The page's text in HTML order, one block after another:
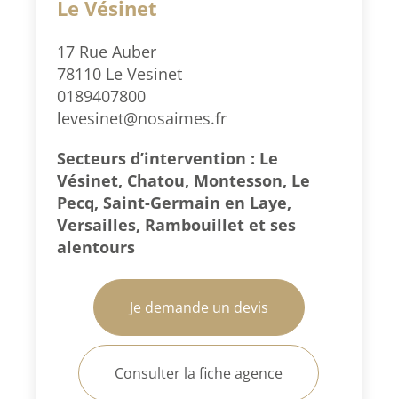
Le Vésinet
17 Rue Auber
78110 Le Vesinet
0189407800
levesinet@nosaimes.fr
Secteurs d’intervention : Le
Vésinet, Chatou, Montesson, Le
Pecq, Saint-Germain en Laye,
Versailles, Rambouillet et ses
alentours
Je demande un devis
Consulter la fiche agence